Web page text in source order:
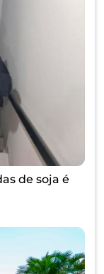
de soja é